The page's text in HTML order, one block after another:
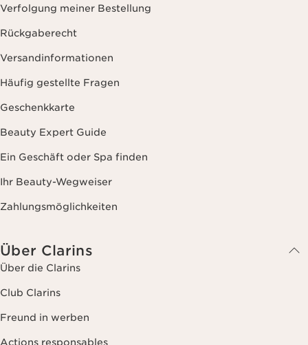
Verfolgung meiner Bestellung
Rückgaberecht
Versandinformationen
Häufig gestellte Fragen
Geschenkkarte
Beauty Expert Guide
Ein Geschäft oder Spa finden
Ihr Beauty-Wegweiser
Zahlungsmöglichkeiten
Über Clarins
Über die Clarins
Club Clarins
Freund in werben
Actions responsables